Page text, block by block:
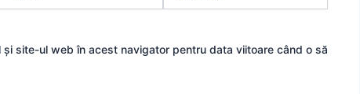
și site-ul web în acest navigator pentru data viitoare când o să